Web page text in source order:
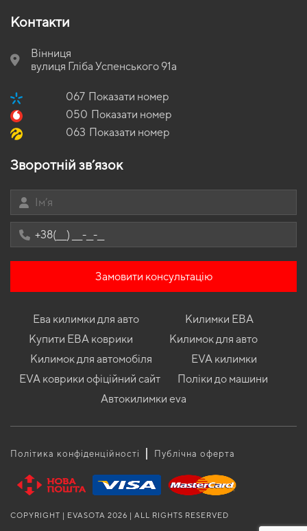
Контакти
Вінниця
вулиця Гліба Успенського 91а
067 Показати номер
050 Показати номер
063 Показати номер
Зворотній зв’язок
Замовити консультацію
Ева килимки для авто
Килимки ЕВА
Купити ЕВА коврики
Килимок для авто
Килимок для автомобіля
EVA килимки
EVA коврики офіційний сайт
Поліки до машини
Автокилимки eva
Політика конфіденційності Публічна оферта
COPYRIGHT | EVASOTA 2026 | ALL RIGHTS RESERVED